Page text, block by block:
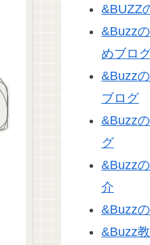
&BUZZ
&Buzz
めブロ
&Buzz
ブログ
&Buzz
グ
&Buzz
介
&Buzz
&Buzz